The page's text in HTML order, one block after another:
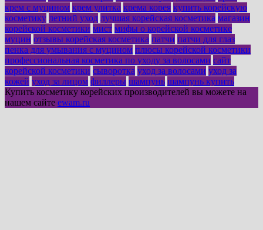
крем с муцином крем улитка крема корея купить корейскую
косметику летний уход лучшая корейская косметика магазин
корейской косметики мист мифы о корейской косметике
муцин отзывы корейская косметика патчи патчи для глаз
пенка для умывания с муцином плюсы корейской косметики
профессиональная косметика по уходу за волосами сайт
корейской косметики сыворотка уход за волосами уход за
кожей уход за лицом филлеры шампунь шампунь купить
Купить косметику корейских производителей вы можете на
нашем сайте ewam.ru